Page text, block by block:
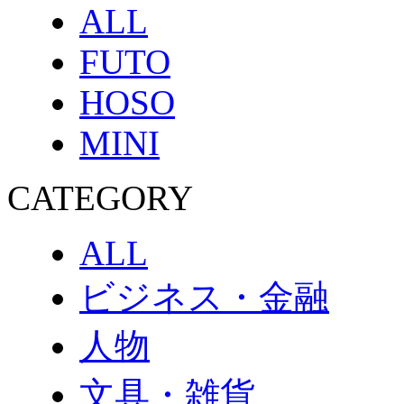
ALL
FUTO
HOSO
MINI
CATEGORY
ALL
ビジネス・金融
人物
文具・雑貨